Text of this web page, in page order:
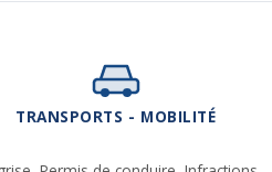
TRANSPORTS - MOBILITÉ